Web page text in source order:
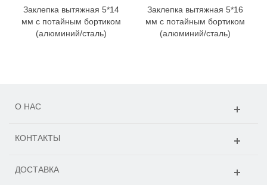
Заклепка вытяжная 5*14
мм с потайным бортиком
(алюминий/сталь)
Заклепка вытяжная 5*16
мм с потайным бортиком
(алюминий/сталь)
О НАС
КОНТАКТЫ
ДОСТАВКА